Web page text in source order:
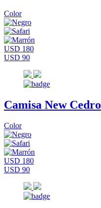
Color
USD 180
USD 90
Camisa New Cedro
Color
USD 180
USD 90